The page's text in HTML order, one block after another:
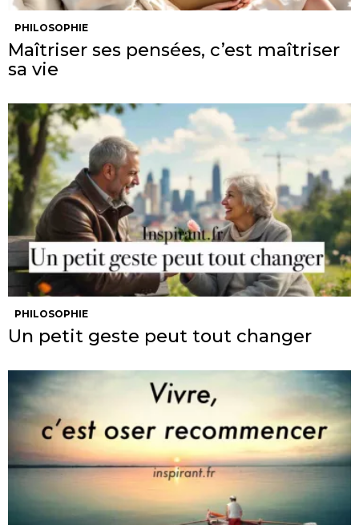
PHILOSOPHIE
Maîtriser ses pensées, c’est maîtriser
sa vie
PHILOSOPHIE
Un petit geste peut tout changer